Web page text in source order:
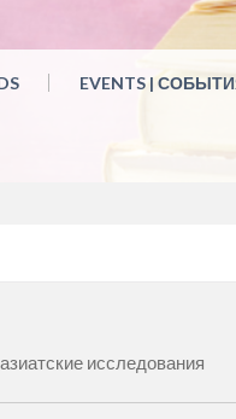
EVENTS |
исследования